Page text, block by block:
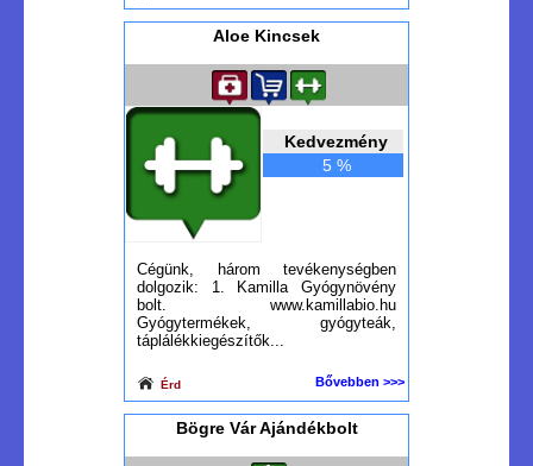
Aloe Kincsek
Kedvezmény
5 %
Cégünk, három tevékenységben
dolgozik: 1. Kamilla Gyógynövény
bolt. www.kamillabio.hu
Gyógytermékek, gyógyteák,
táplálékkiegészítők...
Érd Bővebben >>>
Bögre Vár Ajándékbolt